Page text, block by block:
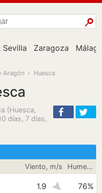
Sevilla Zaragoza Málaga
Aragón › Huesca
(Huesca,
días, 7 días,
Viento, m/s Humedad
1.9 76%